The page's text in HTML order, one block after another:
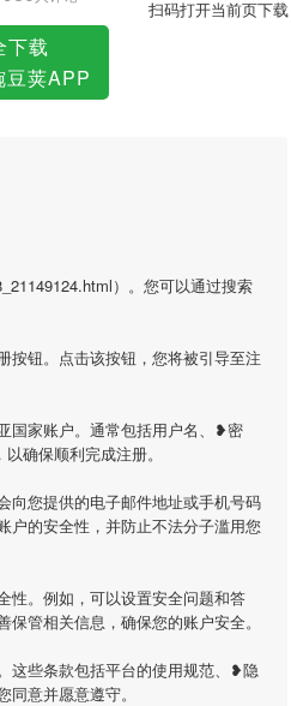
下载
豆荚APP
扫码打开当前页下载
）。您可以通过搜索
按钮。点击该按钮，您将被引导至注
国家账户。通常包括用户名、❥密
确保顺利完成注册。
向您提供的电子邮件地址或手机号码
户的安全性，并防止不法分子滥用您
性。例如，可以设置安全问题和答
管相关信息，确保您的账户安全。
这些条款包括平台的使用规范、❥隐
意并愿意遵守。